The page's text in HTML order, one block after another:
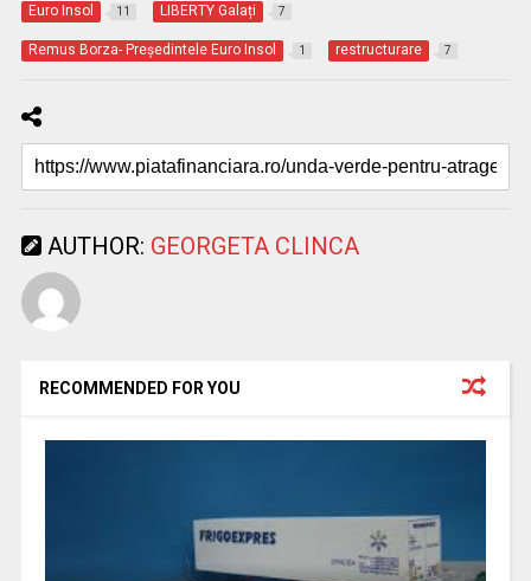
Euro Insol 11 LIBERTY Galați 7
Remus Borza- Președintele Euro Insol 1 restructurare 7
AUTHOR: GEORGETA CLINCA
RECOMMENDED FOR YOU